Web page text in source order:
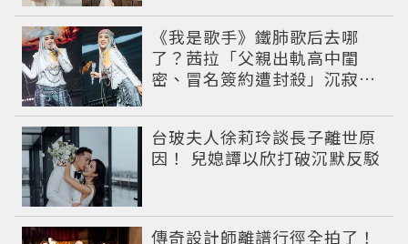
《我是歌手》鐵肺歌后去哪
了？茜拉「父親出軌高中閨
密、冒名簽約遭封殺」沉寂12
台玻夫人徐莉玲談長子離世原
因！ 兒媳譚以欣打破沉默反駁
傳奇設計師離譜行徑全拍了！